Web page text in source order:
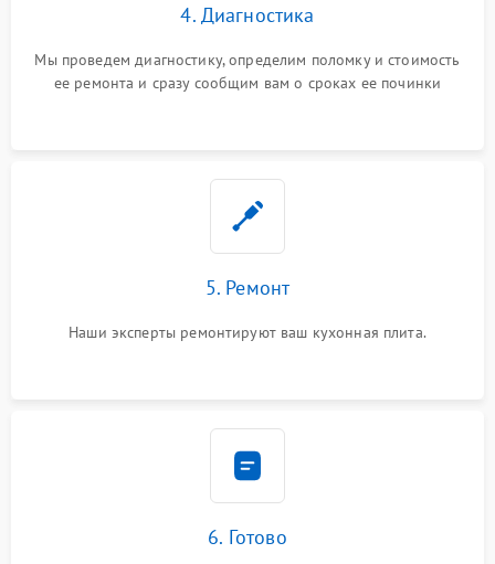
4. Диагностика
Мы проведем диагностику, определим поломку и стоимость
ее ремонта и сразу сообщим вам о сроках ее починки
5. Ремонт
Наши эксперты ремонтируют ваш кухонная плита.
6. Готово